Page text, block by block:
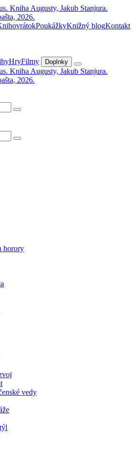
PoukážkyKnižný blogKontakt
HryFilmy Doplnky
horory
vedy